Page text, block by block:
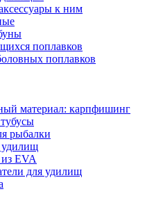
к ним
поплавков
поплавков
материал: карпфишинг
рыбалки
удилищ
EVA
для удилищ